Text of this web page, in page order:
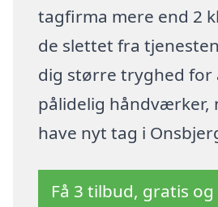
tagfirma mere end 2
de slettet fra
dig større tryghed for
pålidelig håndværker,
have nyt tag i
Få 3 tilbud, gratis og